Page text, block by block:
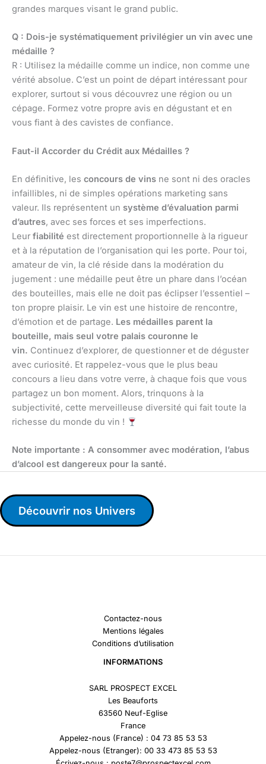
grandes marques visant le grand public.
Q : Dois-je systématiquement privilégier un vin avec une
médaille ?
R : Utilisez la médaille comme un indice, non comme une
vérité absolue. C’est un point de départ intéressant pour
explorer, surtout si vous découvrez une région ou un
cépage. Formez votre propre avis en dégustant et en
vous fiant à des cavistes de confiance.
Faut-il Accorder du Crédit aux Médailles ?
En définitive, les concours de vins ne sont ni des oracles
infaillibles, ni de simples opérations marketing sans
valeur. Ils représentent un système d’évaluation parmi
d’autres, avec ses forces et ses imperfections.
Leur fiabilité est directement proportionnelle à la rigueur
et à la réputation de l’organisation qui les porte. Pour toi,
amateur de vin, la clé réside dans la modération du
jugement : une médaille peut être un phare dans l’océan
des bouteilles, mais elle ne doit pas éclipser l’essentiel –
ton propre plaisir. Le vin est une histoire de rencontre,
d’émotion et de partage. Les médailles parent la
bouteille, mais seul votre palais couronne le
vin. Continuez d’explorer, de questionner et de déguster
avec curiosité. Et rappelez-vous que le plus beau
concours a lieu dans votre verre, à chaque fois que vous
partagez un bon moment. Alors, trinquons à la
subjectivité, cette merveilleuse diversité qui fait toute la
richesse du monde du vin !
Note importante : A consommer avec modération, l’abus
d’alcool est dangereux pour la santé.
Découvrir nos Univers
Contactez-nous
Mentions légales
Conditions d’utilisation
INFORMATIONS
SARL PROSPECT EXCEL
Les Beauforts
63560 Neuf-Eglise
France
Appelez-nous (France) : 04 73 85 53 53
Appelez-nous (Etranger): 00 33 473 85 53 53